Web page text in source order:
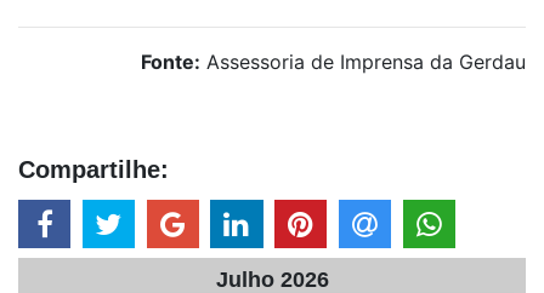
Fonte: Assessoria de Imprensa da Gerdau
Compartilhe:
Julho 2026